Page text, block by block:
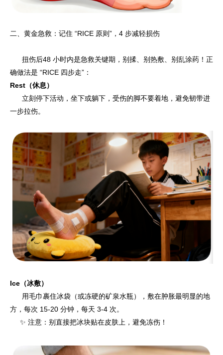
二、黄金急救：记住 “RICE 原则”，4 步减轻损伤
扭伤后48 小时内是急救关键期，别揉、别热敷、别乱涂药！正
确做法是 “RICE 四步走”：
Rest（休息）
立刻停下活动，坐下或躺下，受伤的脚不要着地，避免韧带进
一步拉伤。
Ice（冰敷）
用毛巾裹住冰袋（或冻硬的矿泉水瓶），敷在肿胀最明显的地
方，每次 15-20 分钟，每天 3-4 次。
✨ 注意：别直接把冰块贴在皮肤上，避免冻伤！